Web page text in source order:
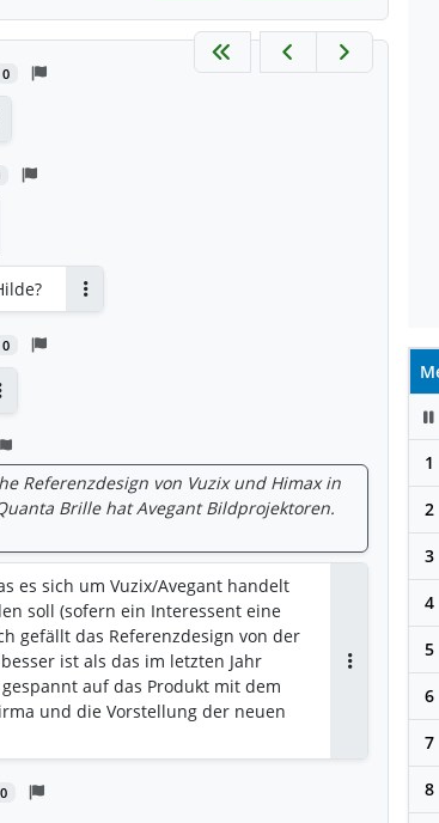
0
0
Referenzdesign von Vuzix und Himax in
Brille hat Avegant Bildprojektoren.
es sich um Vuzix/Avegant handelt
soll (sofern ein Interessent eine
gefällt das Referenzdesign von der
ist als das im letzten Jahr
auf das Produkt mit dem
und die Vorstellung der neuen
Antworten
0
1
2
3
4
5
6
7
8